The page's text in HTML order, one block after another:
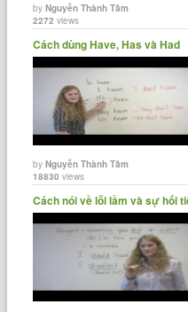
byNguyễn Thành Tâm
2272 views
Cách dùng Have, Has và Had
byNguyễn Thành Tâm
18830 views
Cách nói về lỗi lầm và sự hối